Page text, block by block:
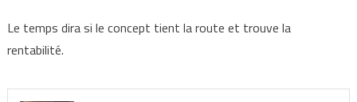
Le temps dira si le concept tient la route et trouve la
rentabilité.